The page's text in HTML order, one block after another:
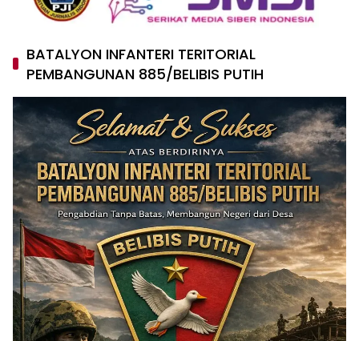
BATALYON INFANTERI TERITORIAL
PEMBANGUNAN 885/BELIBIS PUTIH